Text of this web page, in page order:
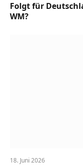
Folgt für
WM?
18. Juni 2026